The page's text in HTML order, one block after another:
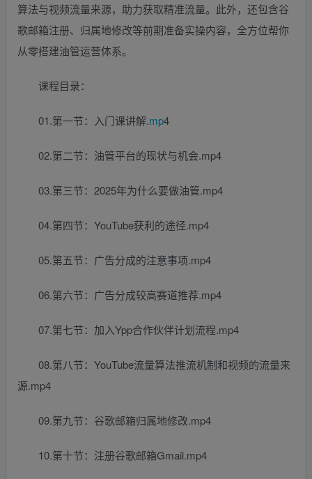
算法与视频流量来源，助力获取精准流量。此外，还包含谷
歌邮箱注册、归属地修改等前期准备实操内容，全方位帮你
从零搭建油管运营体系。
课程目录：
01.第一节：入门课讲解.mp4
02.第二节：油管平台的现状与机会.mp4
03.第三节：2025年为什么要做油管.mp4
04.第四节：YouTube获利的途径.mp4
05.第五节：广告分成的注意事项.mp4
06.第六节：广告分成较高赛道推荐.mp4
07.第七节：加入Ypp合作伙伴计划流程.mp4
08.第八节：YouTube流量算法推流机制和视频的流量来
源.mp4
09.第九节：谷歌邮箱归属地修改.mp4
10.第十节：注册谷歌邮箱Gmail.mp4